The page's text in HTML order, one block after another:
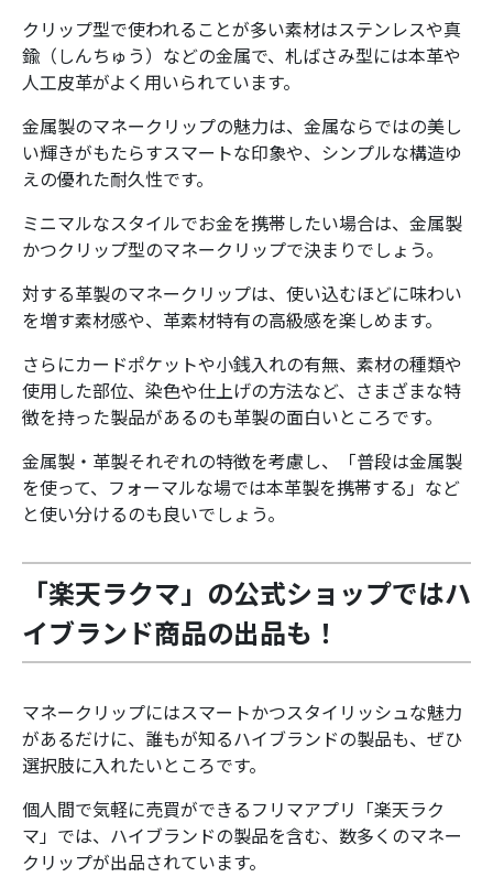
クリップ型で使われることが多い素材はステンレスや真
鍮（しんちゅう）などの金属で、札ばさみ型には本革や
人工皮革がよく用いられています。
金属製のマネークリップの魅力は、金属ならではの美し
い輝きがもたらすスマートな印象や、シンプルな構造ゆ
えの優れた耐久性です。
ミニマルなスタイルでお金を携帯したい場合は、金属製
かつクリップ型のマネークリップで決まりでしょう。
対する革製のマネークリップは、使い込むほどに味わい
を増す素材感や、革素材特有の高級感を楽しめます。
さらにカードポケットや小銭入れの有無、素材の種類や
使用した部位、染色や仕上げの方法など、さまざまな特
徴を持った製品があるのも革製の面白いところです。
金属製・革製それぞれの特徴を考慮し、「普段は金属製
を使って、フォーマルな場では本革製を携帯する」など
と使い分けるのも良いでしょう。
「楽天ラクマ」の公式ショップではハ
イブランド商品の出品も！
マネークリップにはスマートかつスタイリッシュな魅力
があるだけに、誰もが知るハイブランドの製品も、ぜひ
選択肢に入れたいところです。
個人間で気軽に売買ができるフリマアプリ「楽天ラク
マ」では、ハイブランドの製品を含む、数多くのマネー
クリップが出品されています。